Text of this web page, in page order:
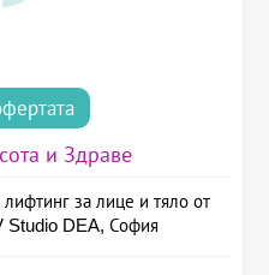
и Здраве
за лице и тяло от
Studio DEA, София